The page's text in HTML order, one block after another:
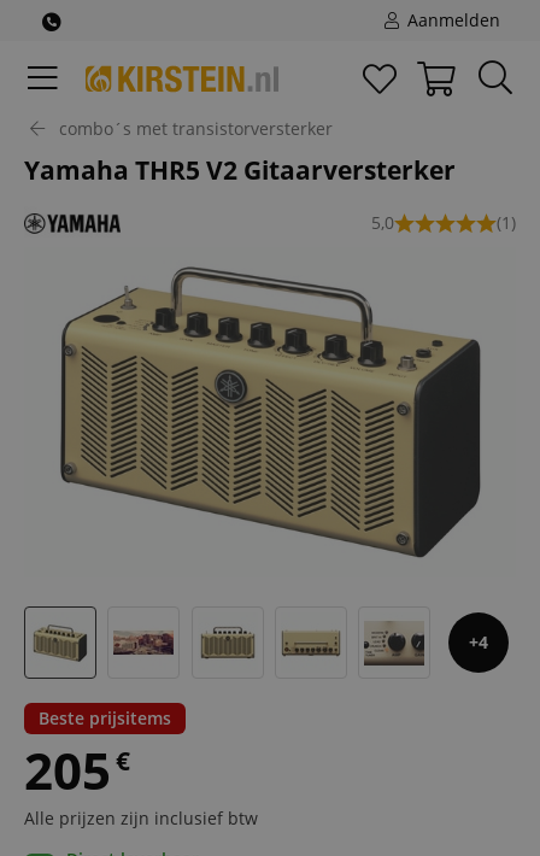
Aanmelden
combo´s met transistorversterker
Yamaha THR5 V2 Gitaarversterker
5,0 (1)
4
Beste prijsitems
205 €
Alle prijzen zijn inclusief btw